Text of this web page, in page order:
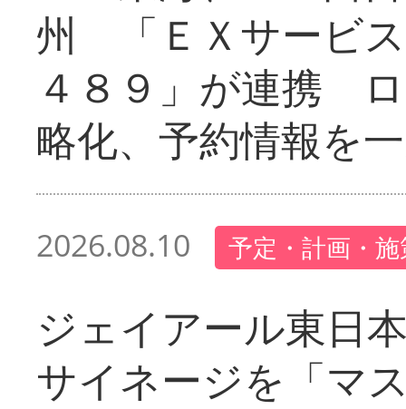
州 「ＥＸサービ
４８９」が連携
略化、予約情報を
2026.08.10 予定・計画・
ジェイアール東日
サイネージを「マ